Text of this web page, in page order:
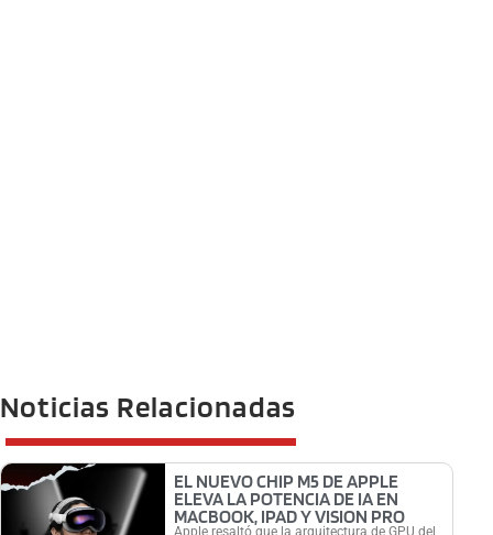
Noticias Relacionadas
EL NUEVO CHIP M5 DE APPLE
ELEVA LA POTENCIA DE IA EN
MACBOOK, IPAD Y VISION PRO
Apple resaltó que la arquitectura de GPU del